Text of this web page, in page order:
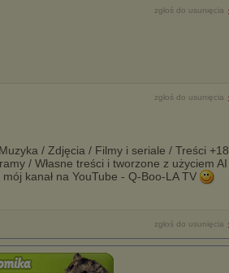
zgłoś do usunięcia
zgłoś do usunięcia
Muzyka / Zdjęcia / Filmy i seriale / Treści +18
/ Własne treści i tworzone z użyciem AI
kanał na YouTube - Q-Boo-LA TV
zgłoś do usunięcia